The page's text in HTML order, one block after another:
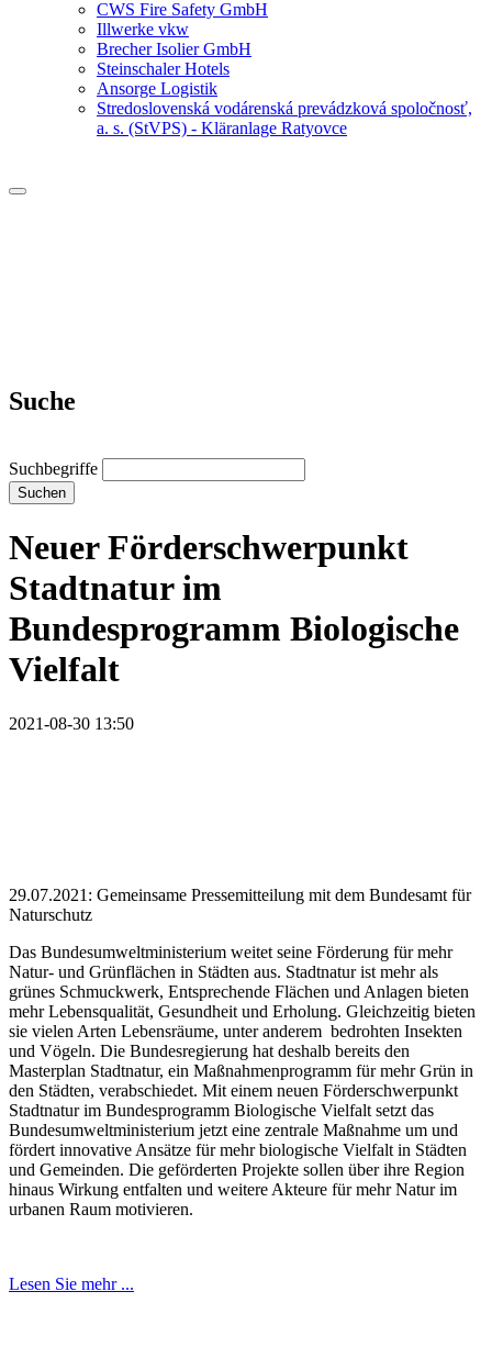
CWS Fire Safety GmbH
Illwerke vkw
Brecher Isolier GmbH
Steinschaler Hotels
Ansorge Logistik
Stredoslovenská vodárenská prevádzková spoločnosť,
a. s. (StVPS) - Kläranlage Ratyovce
Suche
Suchbegriffe
Suchen
Neuer Förderschwerpunkt
Stadtnatur im
Bundesprogramm Biologische
Vielfalt
2021-08-30 13:50
29.07.2021: Gemeinsame Pressemitteilung mit dem Bundesamt für
Naturschutz
Das Bundesumweltministerium weitet seine Förderung für mehr
Natur- und Grünflächen in Städten aus. Stadtnatur ist mehr als
grünes Schmuckwerk, Entsprechende Flächen und Anlagen bieten
mehr Lebensqualität, Gesundheit und Erholung. Gleichzeitig bieten
sie vielen Arten Lebensräume, unter anderem bedrohten Insekten
und Vögeln. Die Bundesregierung hat deshalb bereits den
Masterplan Stadtnatur, ein Maßnahmenprogramm für mehr Grün in
den Städten, verabschiedet. Mit einem neuen Förderschwerpunkt
Stadtnatur im Bundesprogramm Biologische Vielfalt setzt das
Bundesumweltministerium jetzt eine zentrale Maßnahme um und
fördert innovative Ansätze für mehr biologische Vielfalt in Städten
und Gemeinden. Die geförderten Projekte sollen über ihre Region
hinaus Wirkung entfalten und weitere Akteure für mehr Natur im
urbanen Raum motivieren.
Lesen Sie mehr ...